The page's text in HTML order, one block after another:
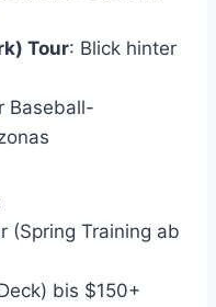
Tour: Blick hinter
Baseball-
(Spring Training ab
bis $150+